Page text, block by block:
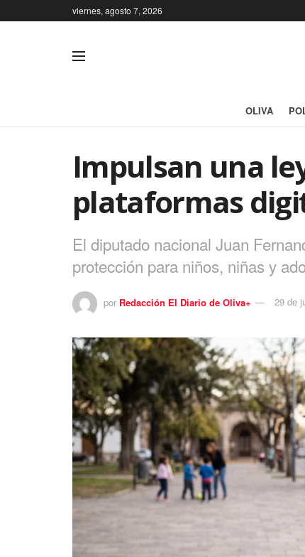
viernes, agosto 7, 2026
OLIVA
Impulsan una
plataformas
El diputado nacional Juan
protección para niños, niñas y
por Redacción El Diario de Oliva+ 29 de